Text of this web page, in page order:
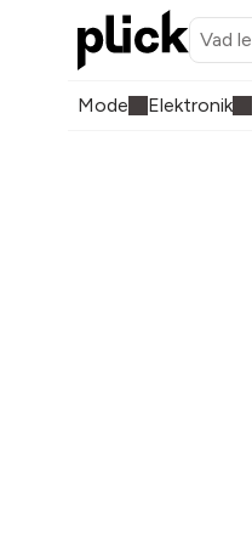
Mode Elektronik